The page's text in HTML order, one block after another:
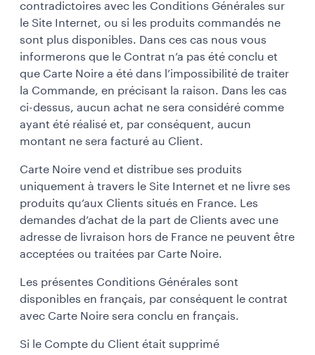
contradictoires avec les Conditions Générales sur
le Site Internet, ou si les produits commandés ne
sont plus disponibles. Dans ces cas nous vous
informerons que le Contrat n’a pas été conclu et
que Carte Noire a été dans l’impossibilité de traiter
la Commande, en précisant la raison. Dans les cas
ci-dessus, aucun achat ne sera considéré comme
ayant été réalisé et, par conséquent, aucun
montant ne sera facturé au Client.
Carte Noire vend et distribue ses produits
uniquement à travers le Site Internet et ne livre ses
produits qu’aux Clients situés en France. Les
demandes d’achat de la part de Clients avec une
adresse de livraison hors de France ne peuvent être
acceptées ou traitées par Carte Noire.
Les présentes Conditions Générales sont
disponibles en français, par conséquent le contrat
avec Carte Noire sera conclu en français.
Si le Compte du Client était supprimé